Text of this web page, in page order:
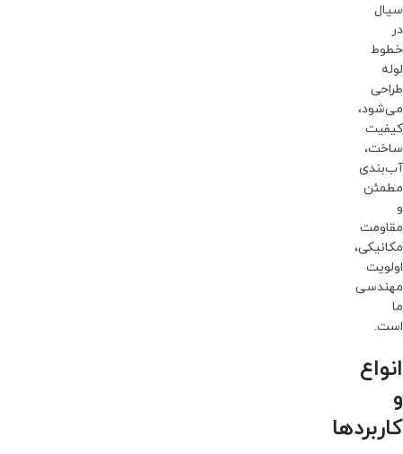
سیال
در
خطوط
لوله
طراحی
می‌شود،
کیفیت
ساخت،
آب‌بندی
مطمئن
و
مقاومت
مکانیکی،
اولویت
مهندسی
ما
است.
انواع
و
کاربردها